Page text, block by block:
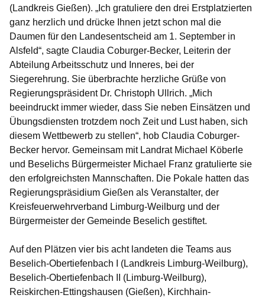
(Landkreis Gießen). „Ich gratuliere den drei Erstplatzierten
ganz herzlich und drücke Ihnen jetzt schon mal die
Daumen für den Landesentscheid am 1. September in
Alsfeld“, sagte Claudia Coburger-Becker, Leiterin der
Abteilung Arbeitsschutz und Inneres, bei der
Siegerehrung. Sie überbrachte herzliche Grüße von
Regierungspräsident Dr. Christoph Ullrich. „Mich
beeindruckt immer wieder, dass Sie neben Einsätzen und
Übungsdiensten trotzdem noch Zeit und Lust haben, sich
diesem Wettbewerb zu stellen“, hob Claudia Coburger-
Becker hervor. Gemeinsam mit Landrat Michael Köberle
und Beselichs Bürgermeister Michael Franz gratulierte sie
den erfolgreichsten Mannschaften. Die Pokale hatten das
Regierungspräsidium Gießen als Veranstalter, der
Kreisfeuerwehrverband Limburg-Weilburg und der
Bürgermeister der Gemeinde Beselich gestiftet.
Auf den Plätzen vier bis acht landeten die Teams aus
Beselich-Obertiefenbach I (Landkreis Limburg-Weilburg),
Beselich-Obertiefenbach II (Limburg-Weilburg),
Reiskirchen-Ettingshausen (Gießen), Kirchhain-